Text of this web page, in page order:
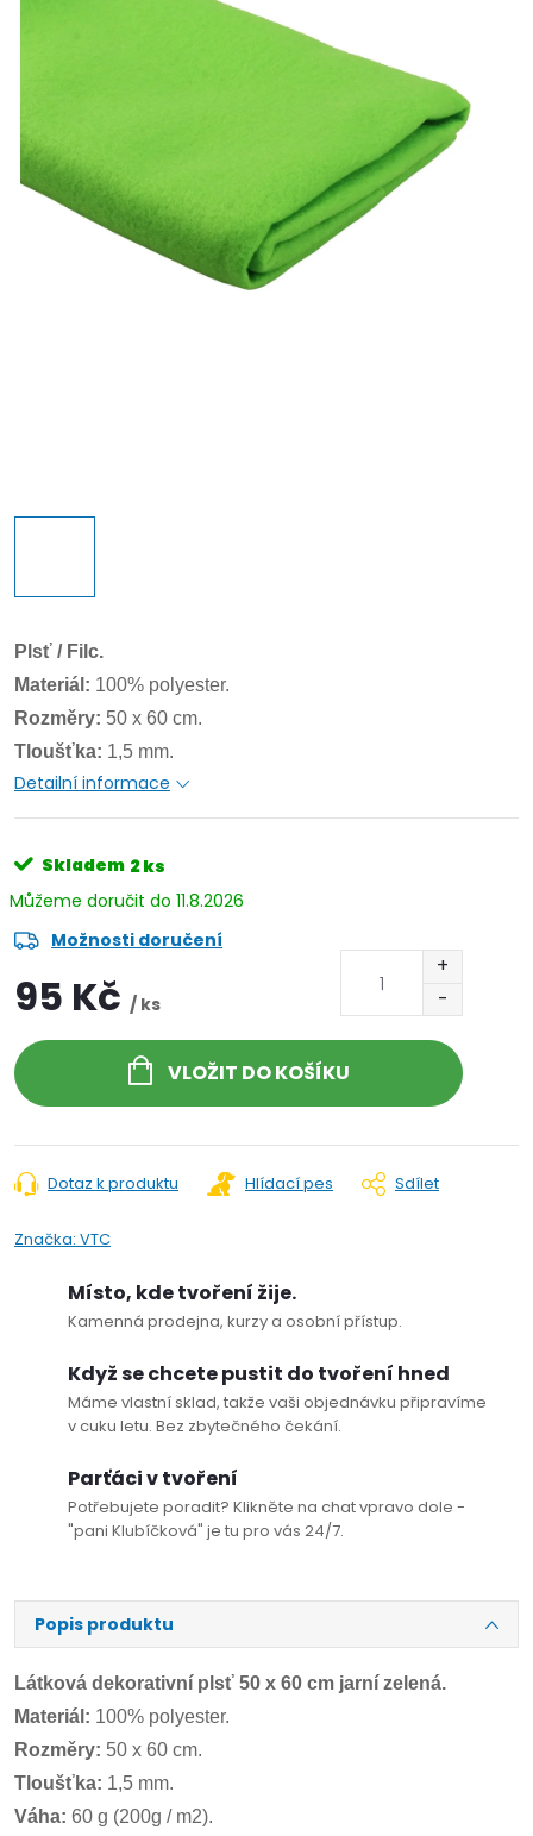
Plsť / Filc.
Materiál: 100% polyester.
Rozměry: 50 x 60 cm.
Tloušťka: 1,5 mm.
Detailní informace
Skladem 2 ks
11.8.2026
Možnosti doručení
95 Kč / ks
VLOŽIT DO KOŠÍKU
Dotaz k produktu Hlídací pes Sdílet
Značka: VTC
Místo, kde tvoření žije.
Kamenná prodejna, kurzy a osobní přístup.
Když se chcete pustit do tvoření hned
Máme vlastní sklad, takže vaši objednávku připravíme
v cuku letu. Bez zbytečného čekání.
Parťáci v tvoření
Potřebujete poradit? Klikněte na chat vpravo dole -
"pani Klubíčková" je tu pro vás 24/7.
Popis produktu
Látková dekorativní plsť 50 x 60 cm jarní zelená.
Materiál: 100% polyester.
Rozměry: 50 x 60 cm.
Tloušťka: 1,5 mm.
Váha: 60 g (200g / m2).